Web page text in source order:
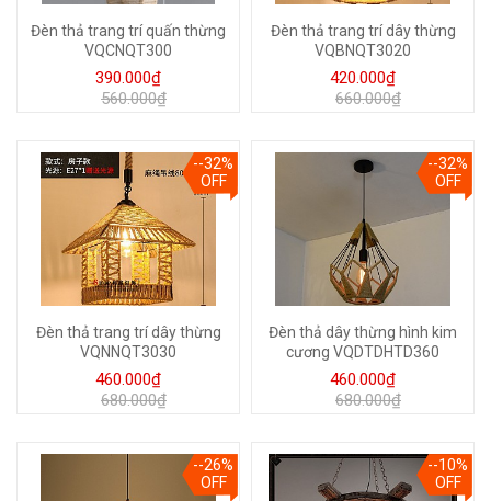
Đèn thả trang trí quấn thừng
VQCNQT300
390.000₫
560.000₫
Đèn thả trang trí dây thừng
VQBNQT3020
420.000₫
660.000₫
--32%
OFF
Đèn thả trang trí dây thừng
VQNNQT3030
460.000₫
680.000₫
--32%
OFF
Đèn thả dây thừng hình kim
cương VQDTDHTD360
460.000₫
680.000₫
--26%
OFF
--10%
OFF